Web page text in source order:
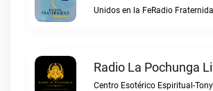
Unidos en la FeRadio
Radio La Pochunga